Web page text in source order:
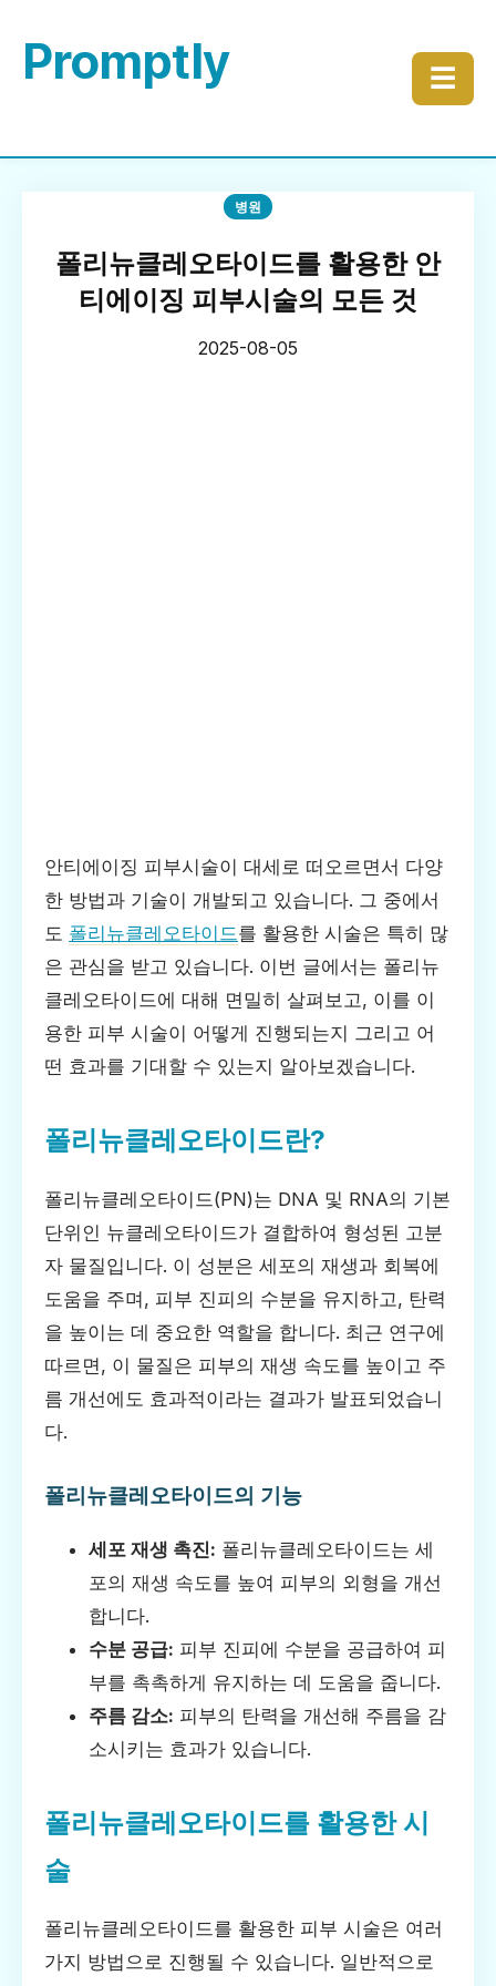
Promptly ☰
병원
폴리뉴클레오타이드를 활용한 안
티에이징 피부시술의 모든 것
2025-08-05
안티에이징 피부시술이 대세로 떠오르면서 다양
한 방법과 기술이 개발되고 있습니다. 그 중에서
도 폴리뉴클레오타이드를 활용한 시술은 특히 많
은 관심을 받고 있습니다. 이번 글에서는 폴리뉴
클레오타이드에 대해 면밀히 살펴보고, 이를 이
용한 피부 시술이 어떻게 진행되는지 그리고 어
떤 효과를 기대할 수 있는지 알아보겠습니다.
폴리뉴클레오타이드란?
폴리뉴클레오타이드(PN)는 DNA 및 RNA의 기본
단위인 뉴클레오타이드가 결합하여 형성된 고분
자 물질입니다. 이 성분은 세포의 재생과 회복에
도움을 주며, 피부 진피의 수분을 유지하고, 탄력
을 높이는 데 중요한 역할을 합니다. 최근 연구에
따르면, 이 물질은 피부의 재생 속도를 높이고 주
름 개선에도 효과적이라는 결과가 발표되었습니
다.
폴리뉴클레오타이드의 기능
세포 재생 촉진: 폴리뉴클레오타이드는 세
포의 재생 속도를 높여 피부의 외형을 개선
합니다.
수분 공급: 피부 진피에 수분을 공급하여 피
부를 촉촉하게 유지하는 데 도움을 줍니다.
주름 감소: 피부의 탄력을 개선해 주름을 감
소시키는 효과가 있습니다.
폴리뉴클레오타이드를 활용한 시
술
폴리뉴클레오타이드를 활용한 피부 시술은 여러
가지 방법으로 진행될 수 있습니다. 일반적으로